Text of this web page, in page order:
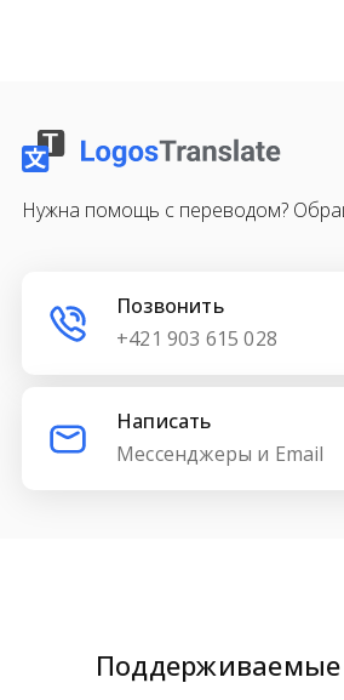
Нужна помощь с переводом?
Позвонить
+421 903 615 028
Написать
Мессенджеры и Email
Поддерживаемые